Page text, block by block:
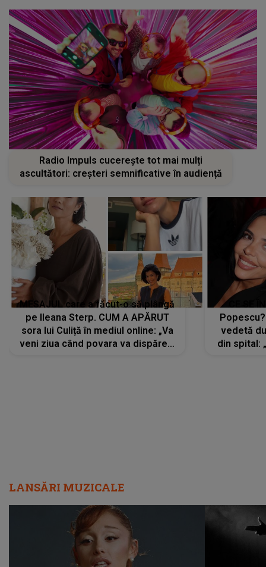
Radio Impuls cucerește tot mai mulți
ascultători: creșteri semnificative în audiență
MESAJUL care a făcut-o să plângă
pe Ileana Sterp. CUM A APĂRUT
sora lui Culiță în mediul online: „Va
veni ziua când povara va dispărea,
vedetă
din spital:
LANSĂRI MUZICALE